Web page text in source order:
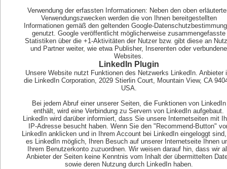
Verwendung der erfassten Informationen: Neben den oben
Verwendungszwecken werden die von Ihnen bereitgestellten
Informationen gemäß den geltenden Google-
genutzt. Google veröffentlicht möglicherweise zusammengefasste
Statistiken über die +1-Aktivitäten der Nutzer bzw. gibt diese an
und Partner weiter, wie etwa Publisher, Inserenten oder verbundene
Websites.
LinkedIn Plugin
Unsere Website nutzt Funktionen des Netzwerks LinkedIn. Anbieter
die LinkedIn Corporation, 2029 Stierlin Court, Mountain View, CA
USA.
Bei jedem Abruf einer unserer Seiten, die Funktionen von LinkedIn
enthält, wird eine Verbindung zu Servern von LinkedIn aufgebaut.
LinkedIn wird darüber informiert, dass Sie unsere Internetseiten mit
IP-Adresse besucht haben. Wenn Sie den "Recommend-Button"
LinkedIn anklicken und in Ihrem Account bei LinkedIn eingeloggt
es LinkedIn möglich, Ihren Besuch auf unserer Internetseite Ihnen
Ihrem Benutzerkonto zuzuordnen. Wir weisen darauf hin, dass wir
Anbieter der Seiten keine Kenntnis vom Inhalt der übermittelten
sowie deren Nutzung durch LinkedIn haben.